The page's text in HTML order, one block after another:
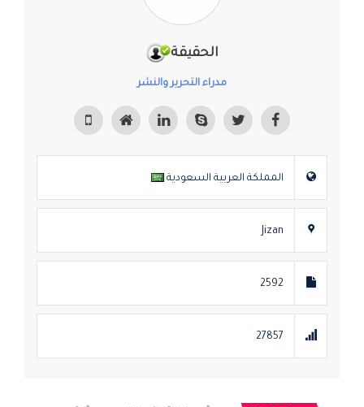
الحقيقة
مدراء التحرير والنشر
المملكة العربية السعودية
Jizan
2592
27857